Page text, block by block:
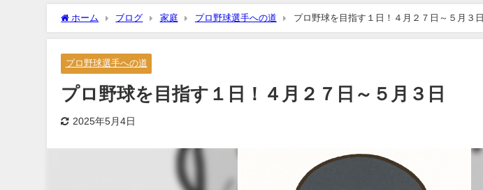
ホーム ブログ 家庭 プロ野球選手への道 プロ野球を目指す１日！４月２７日～５月３日
プロ野球選手への道
プロ野球を目指す１日！４月２７日～５月３日
2025年5月4日